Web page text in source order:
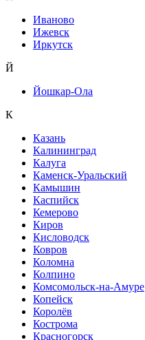
Иваново
Ижевск
Иркутск
Й
Йошкар-Ола
К
Казань
Калининград
Калуга
Каменск-Уральский
Камышин
Каспийск
Кемерово
Киров
Кисловодск
Ковров
Коломна
Колпино
Комсомольск-на-Амуре
Копейск
Королёв
Кострома
Красногорск